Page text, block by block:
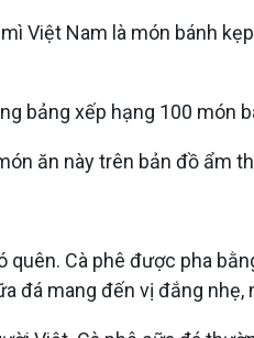
Việt Nam là món bánh
bảng xếp hạng 100 món
ăn này trên bản đồ ẩm
Cà phê được pha
đá mang đến vị đắng nhẹ,